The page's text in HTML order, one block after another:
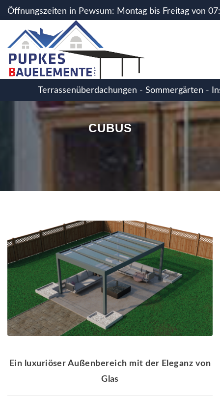
Öffnungszeiten in Pewsum: Montag bis Freitag von
Sie einen Termin!
Terrassenüberdachungen - Sommergärten -
array(1) { ["site"]=> string(16) "details-31-Cubus" }
CUBUS
Ein luxuriöser Außenbereich mit der Eleganz von
Glas